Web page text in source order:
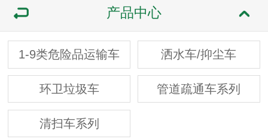
产品中心
1-9类危险品运输车 洒水车/抑尘车
环卫垃圾车 管道疏通车系列
清扫车系列